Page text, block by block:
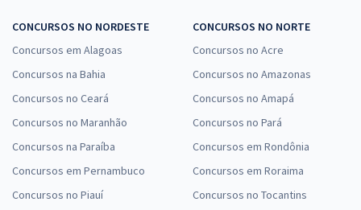
CONCURSOS NO NORDESTE
Concursos em Alagoas
Concursos na Bahia
Concursos no Ceará
Concursos no Maranhão
Concursos na Paraíba
Concursos em Pernambuco
Concursos no Piauí
CONCURSOS NO NORTE
Concursos no Acre
Concursos no Amazonas
Concursos no Amapá
Concursos no Pará
Concursos em Rondônia
Concursos em Roraima
Concursos no Tocantins